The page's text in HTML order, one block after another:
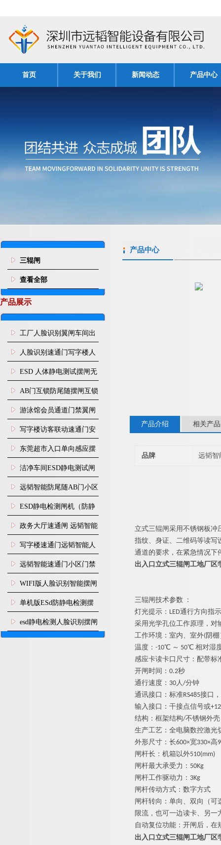
首页 关于我们 新闻动态 产品中心
三辊闸
查看全部
产品展示
工厂人脸识别翼闸车间出
入口人行通道门禁
人脸识别速通门写字楼人
行通道闸门禁设备
ESD 人体静电测试摆闸无
尘车间防静电闸机
AB门互锁防尾随摆闸互锁
闸机
游泳馆会员通道门禁翼闸
写字楼访客联动速通门安
装
东莞超市入口单向感应摆
闸安装
洁净车间ESD静电测试闸
机
远韬智能防尾随AB门小区
门禁闸机安装
​ESD静电检测闸机（防静
电门禁通道系统）
政务大厅速通闸 远韬智能
防尾随静音速通门
写字楼速通门远韬智能人
脸识别快速通道闸
远韬智能速通门小区门禁
闸机食堂消费摆闸
WIFI版人脸识别智能摆闸
机
单机版ESd防静电检测摆
闸机
esd静电检测人脸识别摆闸
安装
产品中心
产品介绍 相关产品
品牌 远韬智
立式三辊闸采用不锈钢板冲
指纹、身证、二维码等读写
通道的要求，在紧急情况下
出入口立式三辊闸工地厂区
三辊闸技术参数 ：
灯光提示 ： LED通行方向指示
采用光学孔位工作原理，对
工作环境：室内、室外( 阴
温度 ： -10℃ ～ 50℃ 相对湿
感应卡读卡口尺寸：配带标
开闸时间 ： 0.2秒
通行速度 ： 30人/分钟
通讯接口：标准RS485接口
输入接口：干接点信号或+12
结构：框架结构/不锈钢外壳
生产工艺：全电脑数控激光
外形尺寸：长600×宽330×高
闸杆长：机箱以外510(mm)
闸杆最大承受力： 50Kg
闸杆工作驱动力 ： 3Kg
闸杆传动方式：数字方式
闸杆转向：单向、双向（
限流，也可一边读卡、另
自动复位功能：开闸后，
出入口立式三辊闸工地厂区